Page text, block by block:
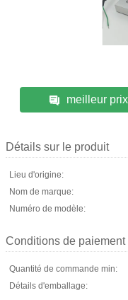
meilleur prix
Détails sur le produit
Lieu d'origine:
Nom de marque:
Numéro de modèle:
Conditions de paiement
Quantité de commande min:
Détails d'emballage: